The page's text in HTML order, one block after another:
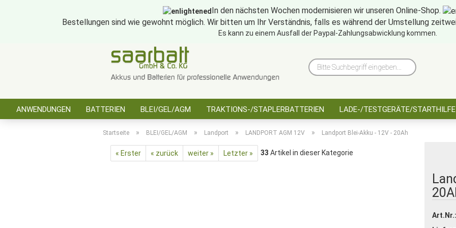
10 Jahre saarbatt
Bitte
In den nächsten Wochen modernisieren wir unseren Online-Shop.
Bestellungen sind wie gewohnt möglich. Wir bitten um Ihr Verständnis, falls es während der Umstellung
Es kann zu einem Ausfall der Paypal-Zahlungsabwicklung kommen.
ANWENDUNGEN BATTERIEN BLEI/GEL/AGM TRAKTIONS-/STAPLERBATTERIEN LADE-/TESTGERÄTE/STARTHILFE
Startseite » BLEI/GEL/AGM » Landport » LANDPORT AGM 12V » Landport Blei-Akku - 12V - 20Ah
« Erster « zurück weiter » Letzter » 33 Artikel in dieser Kategorie
Art.Nr.: